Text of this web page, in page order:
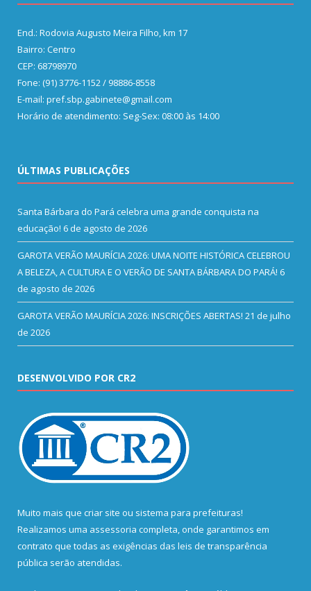
End.: Rodovia Augusto Meira Filho, km 17
Bairro: Centro
CEP: 68798970
Fone: (91) 3776-1152 / 98886-8558
E-mail: pref.sbp.gabinete@gmail.com
Horário de atendimento: Seg-Sex: 08:00 às 14:00
ÚLTIMAS PUBLICAÇÕES
Santa Bárbara do Pará celebra uma grande conquista na
educação! 6 de agosto de 2026
GAROTA VERÃO MAURÍCIA 2026: UMA NOITE HISTÓRICA CELEBROU
A BELEZA, A CULTURA E O VERÃO DE SANTA BÁRBARA DO PARÁ! 6
de agosto de 2026
GAROTA VERÃO MAURÍCIA 2026: INSCRIÇÕES ABERTAS! 21 de julho
de 2026
DESENVOLVIDO POR CR2
Muito mais que criar site ou sistema para prefeituras!
Realizamos uma assessoria completa, onde garantimos em
contrato que todas as exigências das leis de transparência
pública serão atendidas.